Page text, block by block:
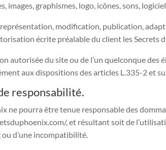
images, graphismes, logo, icônes, sons,
modification, publication,
écrite préalable du client les Secrets
autorisée du site ou de l’un quelconque
aux dispositions des articles L.335-2 et
responsabilité.
ne pourra être tenue responsable des
, et résultant soit de
ou d’une incompatibilité.